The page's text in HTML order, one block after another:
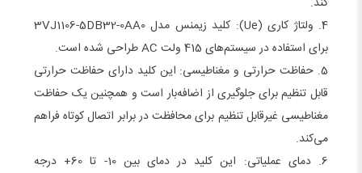
4. ولتاژ کاری (Ue): کلید زیمنس مدل 3VJ1106-5DB32-0AA0
برای استفاده در سیستم‌های 415 ولت AC طراحی شده است.
5. حفاظت حرارتی و مغناطیسی: این کلید دارای حفاظت حرارتی
قابل تنظیم برای جلوگیری از اضافه‌بار است و همچنین یک حفاظت
مغناطیسی غیرقابل تنظیم برای محافظت در برابر اتصال کوتاه فراهم
می‌کند.
6. دمای عملیاتی: این کلید در دمای بین 10- تا 60+ درجه